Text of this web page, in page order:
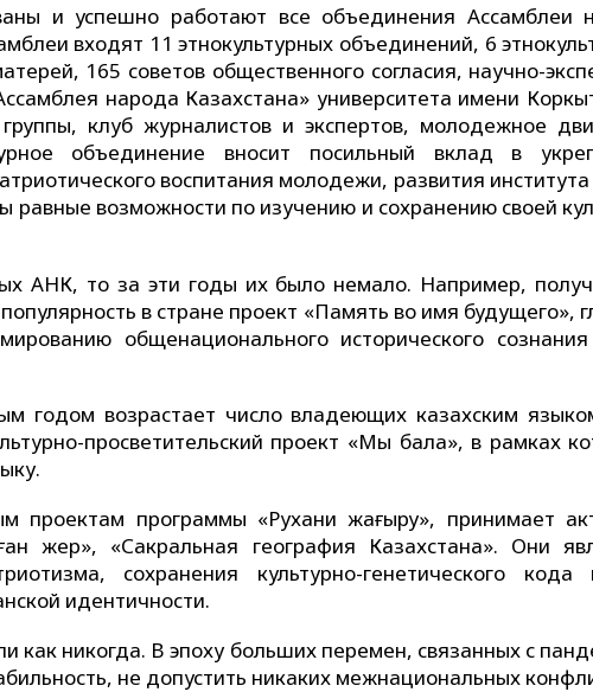
и успешно работают все объединения Ассамблеи
входят 11 этнокультурных объединений, 6
165 советов общественного согласия, научно-
народа Казахстана» университета имени
клуб журналистов и экспертов, молодежное
объединение вносит посильный вклад в
воспитания молодежи, развития
равные возможности по изучению и сохранению своей
АНК, то за эти годы их было немало. Например,
в стране проект «Память во имя будущего»,
общенационального исторического
годом возрастает число владеющих казахским
просветительский проект «Мың бала», в рамках
программы «Рухани жаңғыру», принимает
жер», «Сакральная география Казахстана». Они
сохранения культурно-генетического кода
идентичности.
как никогда. В эпоху больших перемен, связанных с
не допустить никаких межнациональных